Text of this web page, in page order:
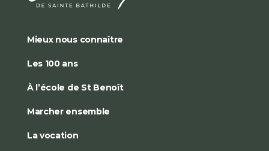
Mieux nous connaître
Les 100 ans
À l’école de St Benoît
Marcher ensemble
La vocation